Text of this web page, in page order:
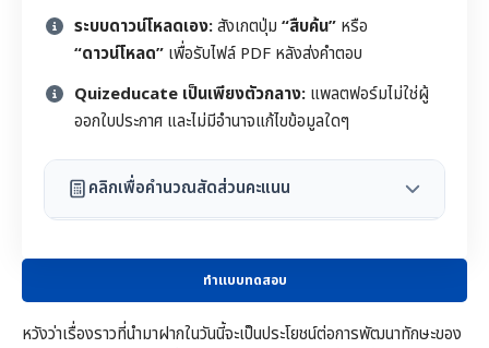
ระบบดาวน์โหลดเอง:สังเกตปุ่ม “สืบค้น” หรือ
“ดาวน์โหลด” เพื่อรับไฟล์ PDF หลังส่งคำตอบ
Quizeducate เป็นเพียงตัวกลาง: แพลตฟอร์มไม่ใช่ผู้
ออกใบประกาศ และไม่มีอำนาจแก้ไขข้อมูลใดๆ
คลิกเพื่อคำนวณสัดส่วนคะแนน
ทำแบบทดสอบ
หวังว่าเรื่องราวที่นำมาฝากในวันนี้จะเป็นประโยชน์ต่อการพัฒนาทักษะของ